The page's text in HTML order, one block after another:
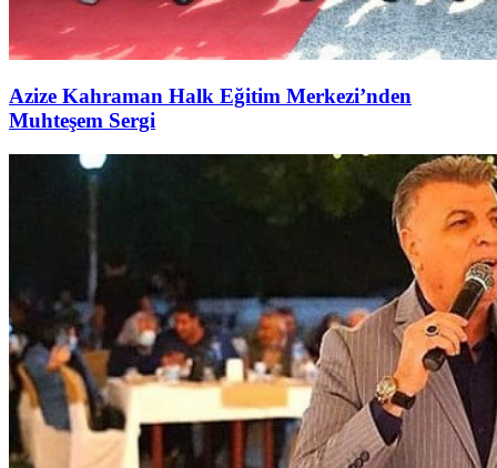
Azize Kahraman Halk Eğitim Merkezi’nden
Muhteşem Sergi